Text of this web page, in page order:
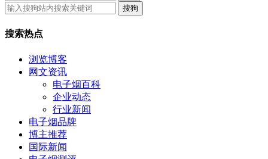
搜狗
搜索热点
浏览博客
网文资讯
电子烟百科
企业动态
行业新闻
电子烟品牌
博主推荐
国际新闻